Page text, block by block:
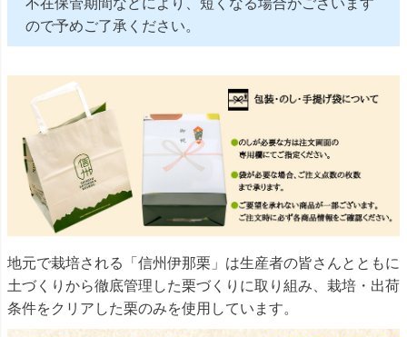
不在保管期間などにより、短くなる場合がございます
ので予めご了承ください。
地元で栽培される「信州伊那栗」は生産者の皆さんとともに
土づくりから徹底管理した栗づくりに取り組み、栽培・出荷
条件をクリアした栗のみを使用しています。